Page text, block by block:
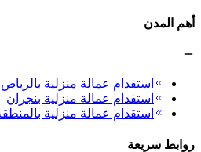
أهم المدن
استقدام عمالة منزلية بالرياض
استقدام عمالة منزلية بنجران
استقدام عمالة منزلية
روابط سريعة